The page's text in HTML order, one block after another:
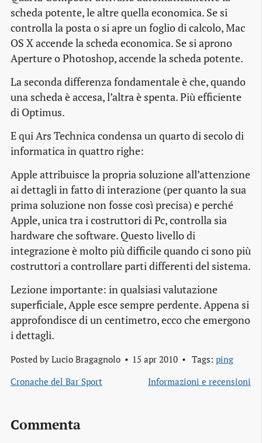
scheda potente, le altre quella economica. Se si
controlla la posta o si apre un foglio di calcolo, Mac
OS X accende la scheda economica. Se si aprono
Aperture o Photoshop, accende la scheda potente.
La seconda differenza fondamentale è che, quando
una scheda è accesa, l’altra è spenta. Più efficiente
di Optimus.
E qui Ars Technica condensa un quarto di secolo di
informatica in quattro righe:
Apple attribuisce la propria soluzione all’attenzione
ai dettagli in fatto di interazione (per quanto la sua
prima soluzione non fosse così precisa) e perché
Apple, unica tra i costruttori di Pc, controlla sia
hardware che software. Questo livello di
integrazione è molto più difficile quando ci sono più
costruttori a controllare parti differenti del sistema.
Lezione importante: in qualsiasi valutazione
superficiale, Apple esce sempre perdente. Appena si
approfondisce di un centimetro, ecco che emergono
i dettagli.
Posted by Lucio Bragagnolo 15 apr 2010 Tags: ping
Cronache del Bar Sport
Informazioni e recensioni
Commenta